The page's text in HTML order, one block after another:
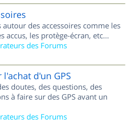
autour des accessoires comme les
accus, les protège-écran, etc...
des Forums
d'un GPS
doutes, des questions, des
à faire sur des GPS avant un
des Forums